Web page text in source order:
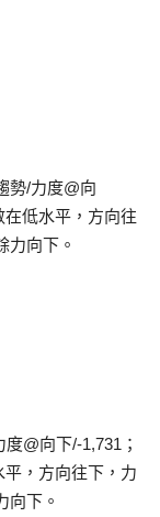
勢/力度@向
在低水平，方向往
力向下。
@向下/-1,731；
，方向往下，力
向下。